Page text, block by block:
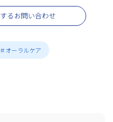
るお問い合わせ
＃オーラルケア